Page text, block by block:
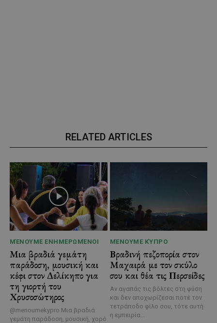
RELATED ARTICLES
ΜΈΝΟΥΜΕ ΕΝΗΜΕΡΩΜΈΝΟΙ
Μια βραδιά γεμάτη
παράδοση, μουσική και
κέφι στον Δελίκηπο για
τη γιορτή του
Χρυσοσώτηρος
@menoumekypro Μια βραδιά
γεμάτη παράδοση, μουσική, χορό
ΜΈΝΟΥΜΕ ΚΎΠΡΟ
Βραδινή πεζοπορία στον
Μαχαιρά με τον σκύλο
σου και θέα τις Περσείδες
Αν αγαπάς τις βόλτες στη φύση
και δεν αποχωρίζεσαι ποτέ τον
τετράποδο φίλο σου, τότε αυτή
η εμπειρία...